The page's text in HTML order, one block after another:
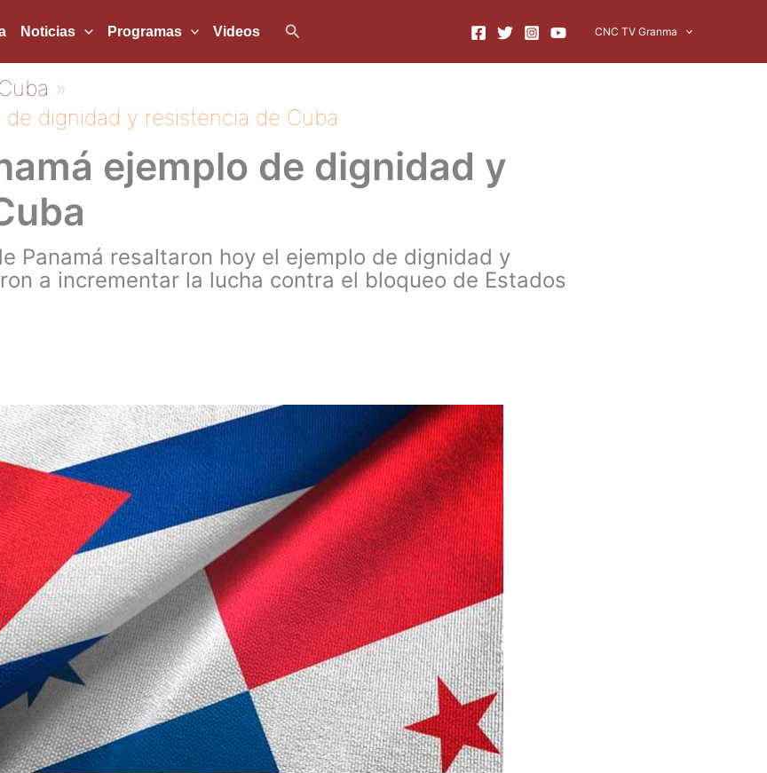
Noticias Programas Videos Buscar CNC TV Granma
dignidad y resistencia de Cuba
ejemplo de dignidad y
Panamá resaltaron hoy el ejemplo de dignidad y
a incrementar la lucha contra el bloqueo de Estados